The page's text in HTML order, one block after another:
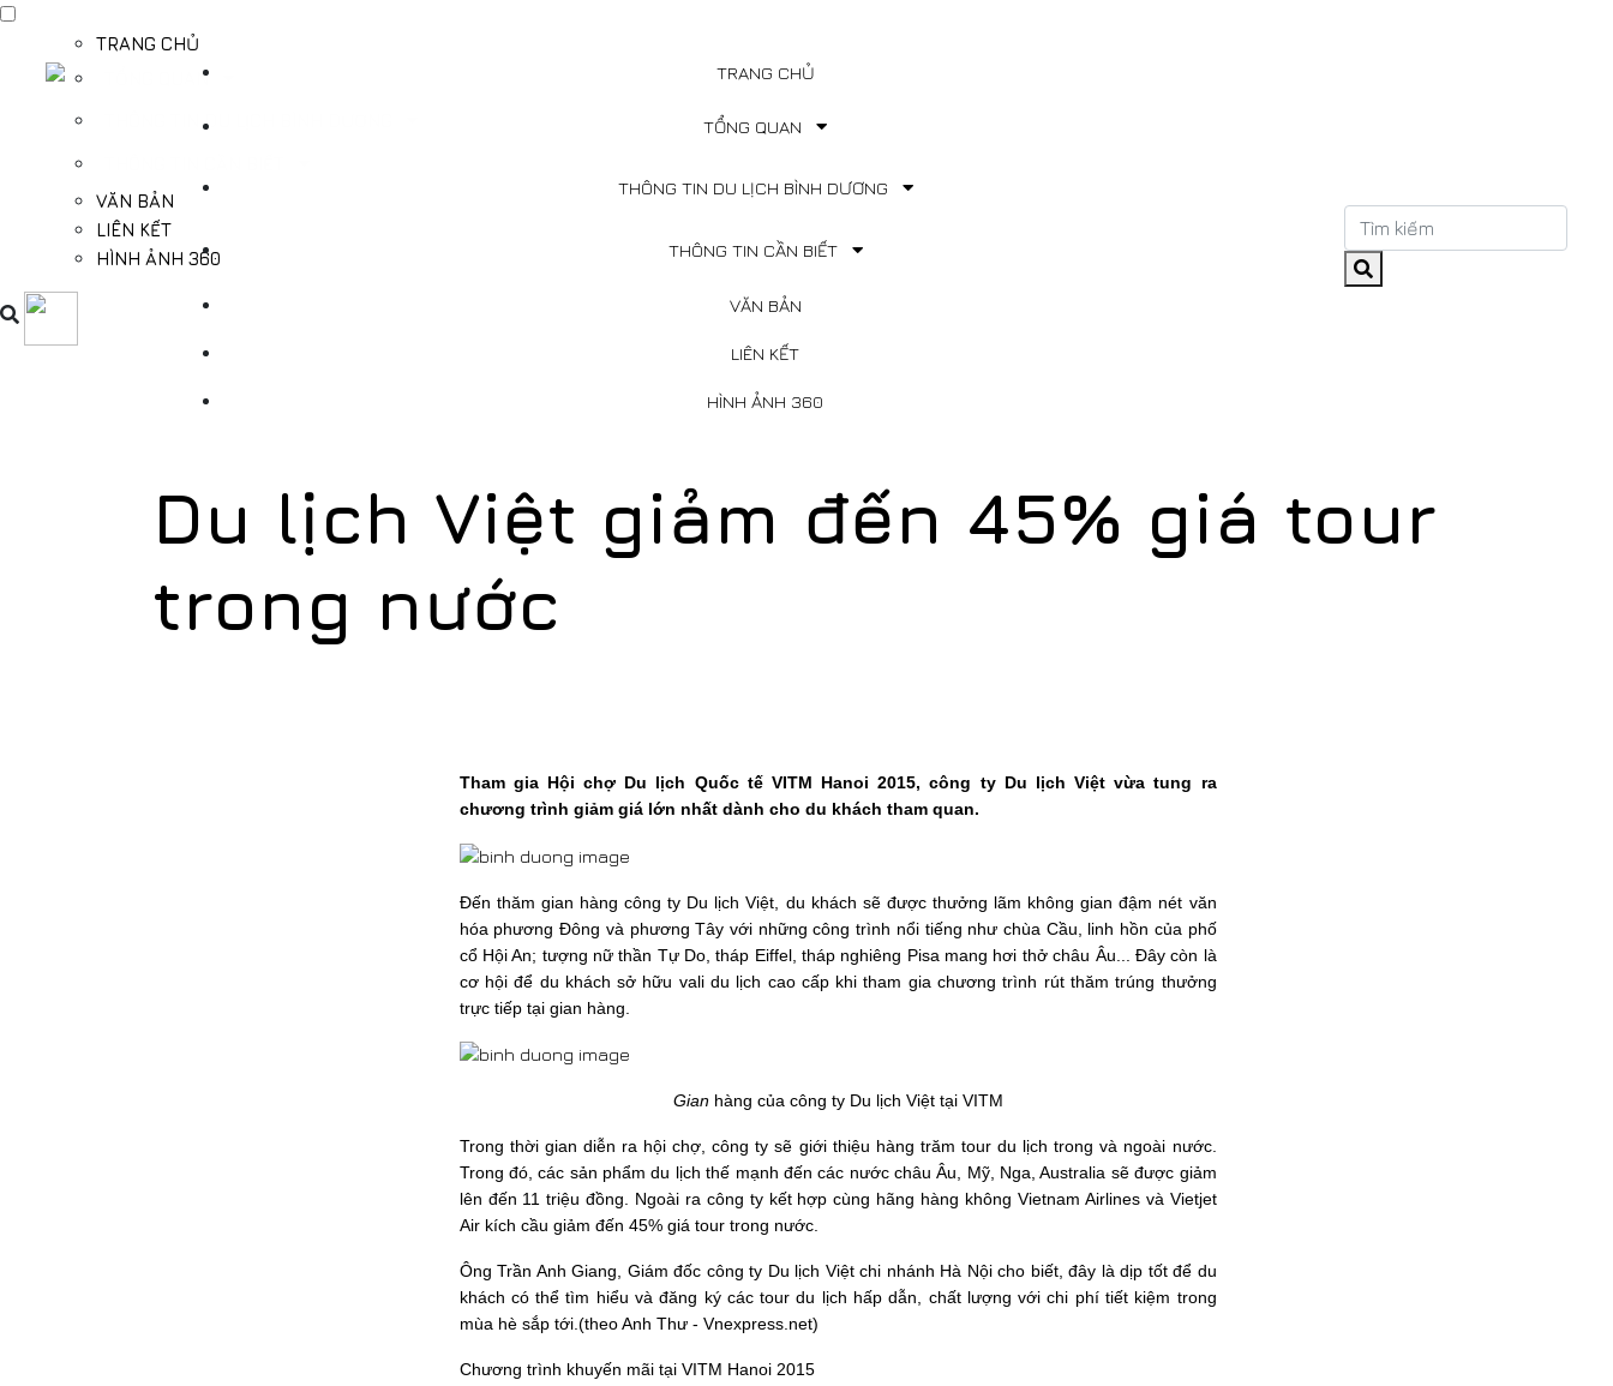
TRANG CHỦ
TỔNG QUAN
THÔNG TIN DU LỊCH BÌNH DƯƠNG
VĂN BẢN
LIÊN KẾT
HÌNH ẢNH 360
TRANG CHỦ
TỔNG QUAN
THÔNG TIN DU LỊCH BÌNH DƯƠNG
THÔNG TIN CẦN BIẾT
VĂN BẢN
LIÊN KẾT
HÌNH ẢNH 360
Du lịch Việt giảm đến 45% giá tour
trong nước
Tham gia Hội chợ Du lịch Quốc tế VITM Hanoi 2015, công ty Du lịch Việt vừa tung ra
chương trình giảm giá lớn nhất dành cho du khách tham quan.
Đến thăm gian hàng công ty Du lịch Việt, du khách sẽ được thưởng lãm không gian đậm nét văn
hóa phương Đông và phương Tây với những công trình nổi tiếng như chùa Cầu, linh hồn của phố
cổ Hội An; tượng nữ thần Tự Do, tháp Eiffel, tháp nghiêng Pisa mang hơi thở châu Âu... Đây còn là
cơ hội để du khách sở hữu vali du lịch cao cấp khi tham gia chương trình rút thăm trúng thưởng
trực tiếp tại gian hàng.
Gianhàng của công ty Du lịch Việt tại VITM
Trong thời gian diễn ra hội chợ, công ty sẽ giới thiệu hàng trăm tour du lịch trong và ngoài nước.
Trong đó, các sản phẩm du lịch thế mạnh đến các nước châu Âu, Mỹ, Nga, Australia sẽ được giảm
lên đến 11 triệu đồng. Ngoài ra công ty kết hợp cùng hãng hàng không Vietnam Airlines và Vietjet
Air kích cầu giảm đến 45% giá tour trong nước.
Ông Trần Anh Giang, Giám đốc công ty Du lịch Việt chi nhánh Hà Nội cho biết, đây là dịp tốt để du
khách có thể tìm hiểu và đăng ký các tour du lịch hấp dẫn, chất lượng với chi phí tiết kiệm trong
mùa hè sắp tới.(theo Anh Thư - Vnexpress.net)
Chương trình khuyến mãi tại VITM Hanoi 2015